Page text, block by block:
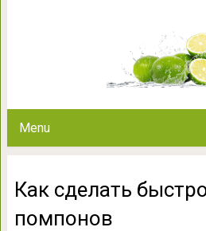
Menu
Как сделать
помпонов